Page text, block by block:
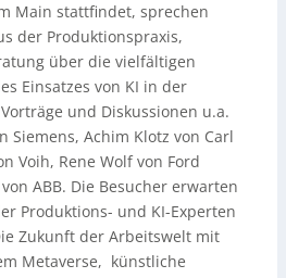
Main stattfindet, sprechen
der Produktionspraxis,
über die vielfältigen
Einsatzes von KI in der
und Diskussionen u.a.
Siemens, Achim Klotz von Carl
Voih, Rene Wolf von Ford
ABB. Die Besucher erwarten
Produktions- und KI-Experten
Zukunft der Arbeitswelt mit
Metaverse, künstliche